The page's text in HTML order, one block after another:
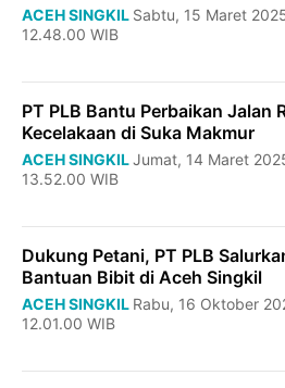
ACEH SINGKIL Sabtu, 15 Maret
12.48.00 WIB
PT PLB Bantu Perbaikan Jalan
Kecelakaan di Suka Makmur
ACEH SINGKILJumat, 14 Maret
13.52.00 WIB
Dukung Petani, PT PLB
Bantuan Bibit di Aceh Singkil
ACEH SINGKIL Rabu, 16 Oktober
12.01.00 WIB